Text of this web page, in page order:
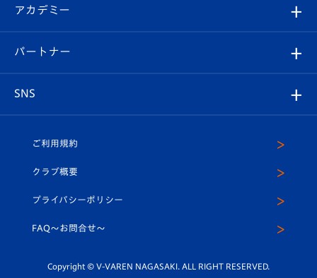
イベント
メディア
ホームタウン
スタッフプロフィール
マスコット紹介
平和祈念活動
ホームタウン活動
ヴィヴィくんの長崎おもてなしガイド
スタジアムグルメ
V-LOVERS（ファンクラブ）
プレイヤーズスイート
オンラインショップ
店舗情報
アカデミー
育成からのお知らせ
U-18
スクール
パートナー
SNS
ヴィヴィくんインスタグラム
公式LINE＠
ご利用規約
クラブ概要
プライバシーポリシー
FAQ〜お問合せ〜
Copyright © V-VAREN NAGASAKI. ALL RIGHT RESERVED.